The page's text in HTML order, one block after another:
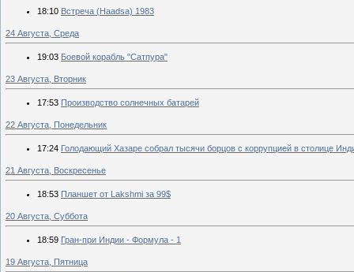
18:10 Встреча (Haadsa) 1983
24 Августа, Среда
19:03 Боевой корабль "Сатпура"
23 Августа, Вторник
17:53 Производство солнечных батарей
22 Августа, Понедельник
17:24 Голодающий Хазаре собрал тысячи борцов с коррупцией в столице
21 Августа, Воскресенье
18:53 Планшет от Lakshmi за 99$
20 Августа, Суббота
18:59 Гран-при Индии - Формула - 1
19 Августа, Пятница